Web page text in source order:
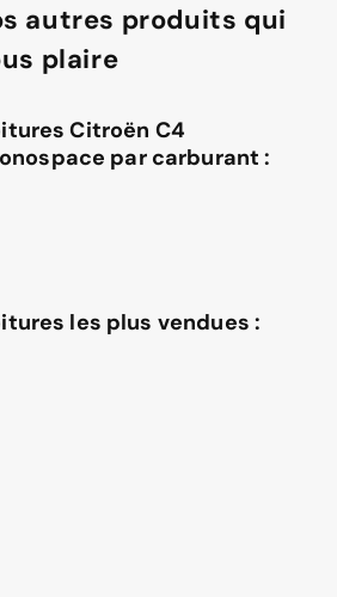
autres produits qui
plaire
Citroën C4
par carburant :
les plus vendues :